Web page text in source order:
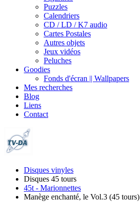
Puzzles
Calendriers
CD / LD / K7 audio
Cartes Postales
Autres objets
Jeux vidéos
Peluches
Goodies
Fonds d'écran || Wallpapers
Mes recherches
Blog
Liens
Contact
Disques vinyles
Disques 45 tours
45t - Marionnettes
Manège enchanté, le Vol.3 (45 tours)